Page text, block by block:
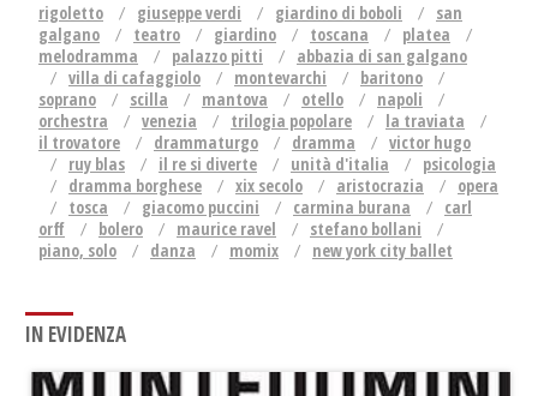
rigoletto giuseppe verdi giardino di boboli
san
galgano
teatro giardino toscana
platea
melodramma
palazzo pitti
abbazia di san galgano
villa di cafaggiolo
montevarchi
baritono
soprano
scilla mantova otello
napoli
orchestra
venezia trilogia popolare
la traviata
il trovatore
drammaturgo dramma
victor hugo
ruy blas
il re si diverte unità d'italia
psicologia
dramma borghese
xix secolo aristocrazia
opera
tosca
giacomo puccini carmina burana
carl
orff
bolero maurice ravel
stefano bollani
piano, solo
danza momix new york city ballet
IN EVIDENZA